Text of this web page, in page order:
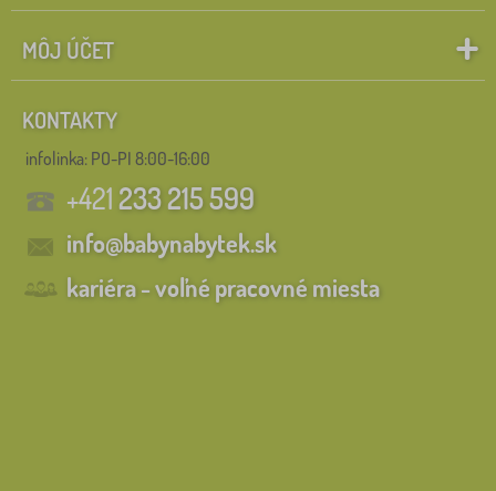
MÔJ ÚČET
KONTAKTY
infolinka: PO-PI 8:00-16:00
+421233 215 599
info@babynabytek.sk
kariéra - voľné pracovné miesta